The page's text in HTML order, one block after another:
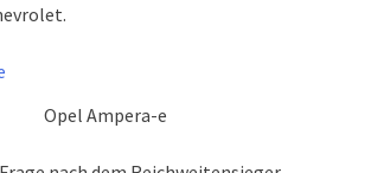
Opel Ampera-e